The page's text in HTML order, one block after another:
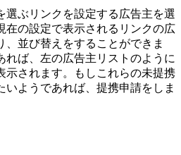
リンクを設定する広告主を選
在の設定で表示されるリンクの広
、並び替えをすることができま
れば、左の広告主リストのように
示されます。もしこれらの未提携
いようであれば、提携申請をしま